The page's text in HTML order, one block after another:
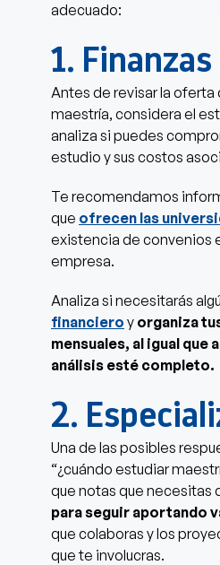
adecuado:
1. Finanzas
Antes de revisar la oferta
maestría, considera el
analiza si puedes
estudio y sus costos
Te recomendamos
que ofrecen las
existencia de convenios
empresa.
Analiza si necesitarás
financiero y organiza
mensuales, al igual que
análisis esté completo.
2.
Una de las posibles
“¿cuándo estudiar
que notas que necesitas
para seguir aportando
que colaboras y los
que te involucras.